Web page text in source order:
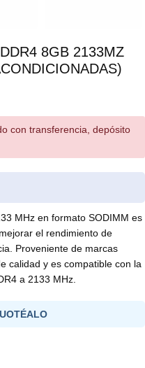
8GB 2133MZ
con transferencia, depósito
MHz en formato SODIMM es
el rendimiento de
Proveniente de marcas
calidad y es compatible con la
a 2133 MHz.